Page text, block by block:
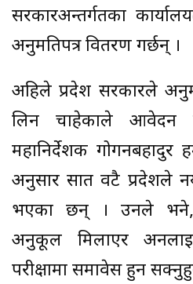
सरकारअन्तर्गतका
अनुमतिपत्र वितरण गर्छन् ।
अहिले प्रदेश सरकारले
लिन चाहेकाले आवेदन
महानिर्देशक
अनुसार सात वटै प्रदेशले
भएका छन् । उनले भने,
अनुकूल मिलाएर
परीक्षामा समावेस हुन